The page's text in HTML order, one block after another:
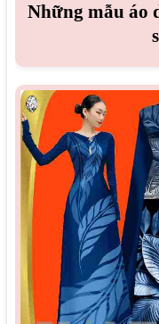
Những mẫu áo